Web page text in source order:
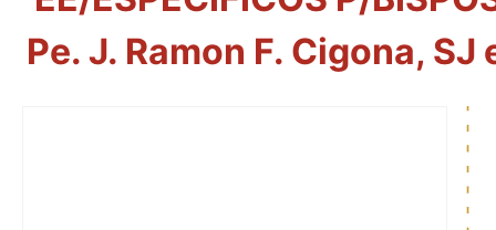
Pe. J. Ramon F. Cigona,